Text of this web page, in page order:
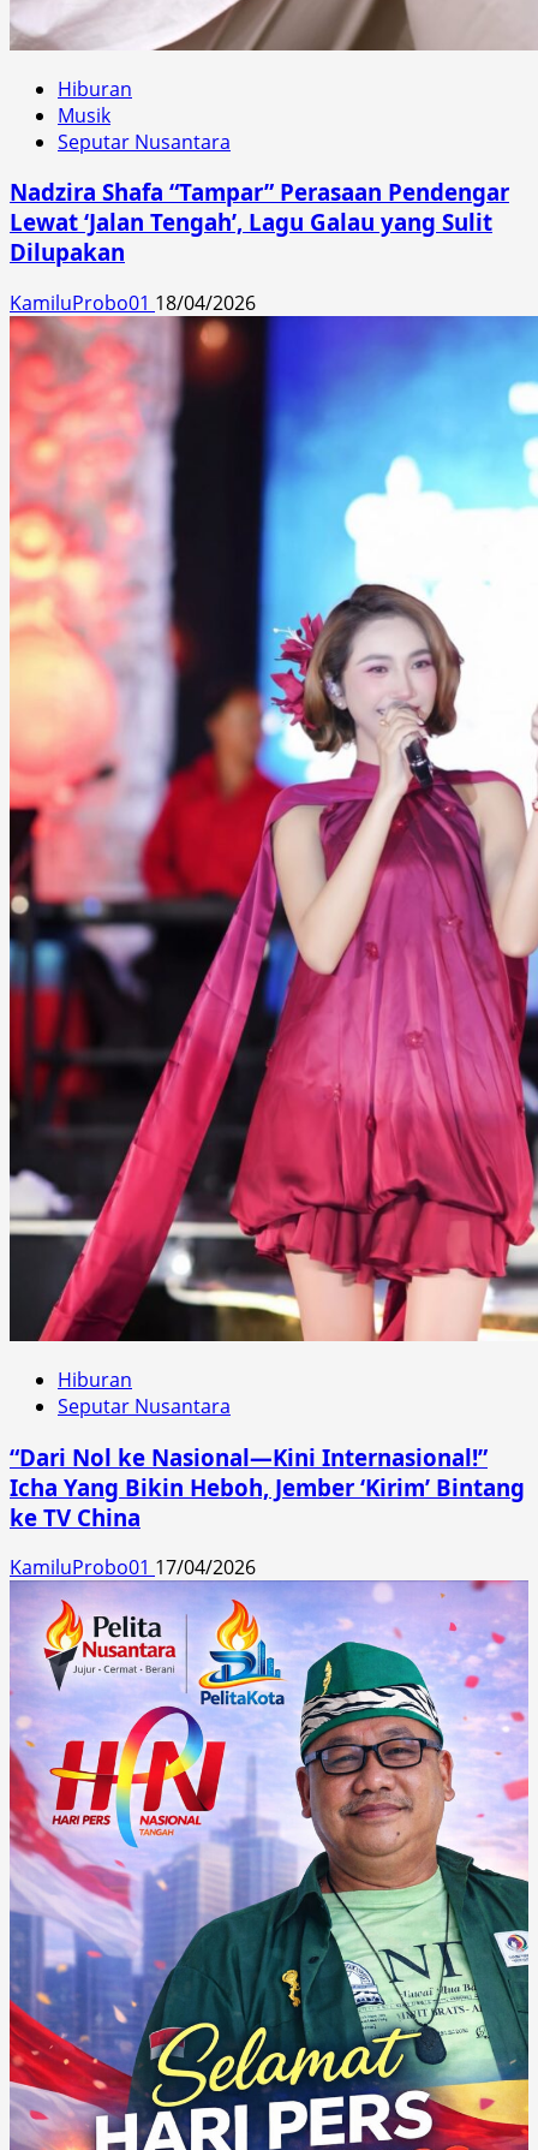
Hiburan
Musik
Seputar Nusantara
Nadzira Shafa “Tampar” Perasaan Pendengar
Lewat ‘Jalan Tengah’, Lagu Galau yang Sulit
Dilupakan
KamiluProbo01 18/04/2026
Hiburan
Seputar Nusantara
“Dari Nol ke Nasional—Kini Internasional!”
Icha Yang Bikin Heboh, Jember ‘Kirim’ Bintang
ke TV China
KamiluProbo01 17/04/2026